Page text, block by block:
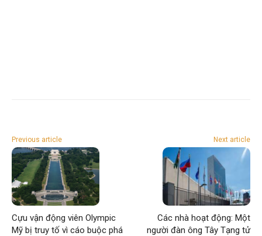
Previous article
Cựu vận động viên Olympic
Mỹ bị truy tố vì cáo buộc phá
Next article
Các nhà hoạt động: Một
người đàn ông Tây Tạng tử